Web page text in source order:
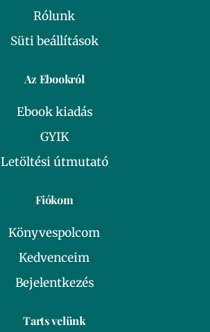
Rólunk
Süti beállítások
Az Ebookról
Ebook kiadás
GYIK
Letöltési útmutató
Fiókom
Könyvespolcom
Kedvenceim
Bejelentkezés
Tarts velünk